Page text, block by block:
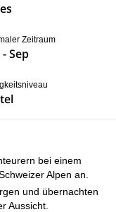
Zeitraum
- Sep
bei einem
Alpen an.
und übernachten
Aussicht.